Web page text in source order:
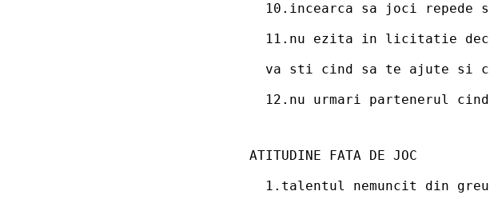
10.incearca sa joci repede
11.nu ezita in licitatie
va sti cind sa te ajute si
12.nu urmari partenerul
ATITUDINE FATA DE JOC
1.talentul nemuncit din